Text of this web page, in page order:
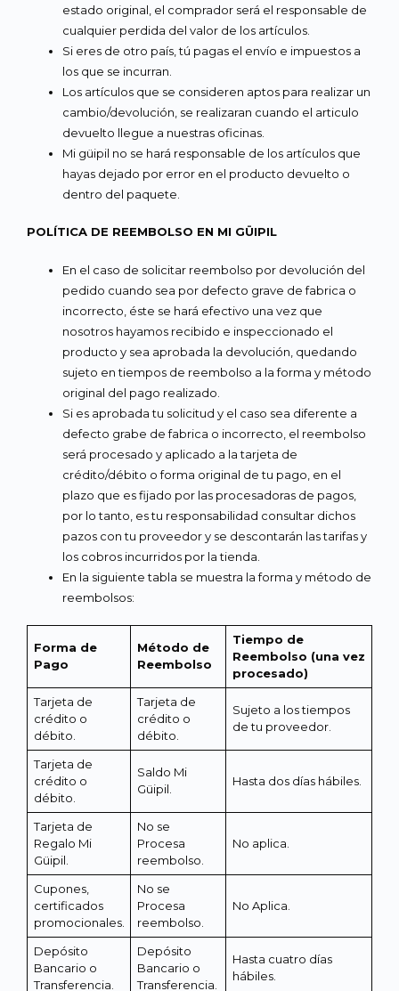
estado original, el comprador será el responsable de
cualquier perdida del valor de los artículos.
Si eres de otro país, tú pagas el envío e impuestos a
los que se incurran.
Los artículos que se consideren aptos para realizar un
cambio/devolución, se realizaran cuando el articulo
devuelto llegue a nuestras oficinas.
Mi güipil no se hará responsable de los artículos que
hayas dejado por error en el producto devuelto o
dentro del paquete.
POLÍTICA DE REEMBOLSO EN MI GÜIPIL
En el caso de solicitar reembolso por devolución del
pedido cuando sea por defecto grave de fabrica o
incorrecto, éste se hará efectivo una vez que
nosotros hayamos recibido e inspeccionado el
producto y sea aprobada la devolución, quedando
sujeto en tiempos de reembolso a la forma y método
original del pago realizado.
Si es aprobada tu solicitud y el caso sea diferente a
defecto grabe de fabrica o incorrecto, el reembolso
será procesado y aplicado a la tarjeta de
crédito/débito o forma original de tu pago, en el
plazo que es fijado por las procesadoras de pagos,
por lo tanto, es tu responsabilidad consultar dichos
pazos con tu proveedor y se descontarán las tarifas y
los cobros incurridos por la tienda.
En la siguiente tabla se muestra la forma y método de
reembolsos:
Forma de
Pago
Método de
Reembolso
Tiempo de
Reembolso (una vez
procesado)
Tarjeta de
crédito o
débito.
Tarjeta de
crédito o
débito.
Sujeto a los tiempos
de tu proveedor.
Tarjeta de
crédito o
débito.
Saldo Mi
Güipil.
Hasta dos días hábiles.
Tarjeta de
Regalo Mi
Güipil.
No se
Procesa
reembolso.
No aplica.
Cupones,
certificados
promocionales.
No se
Procesa
reembolso.
No Aplica.
Depósito
Bancario o
Transferencia.
Depósito
Bancario o
Transferencia.
Hasta cuatro días
hábiles.